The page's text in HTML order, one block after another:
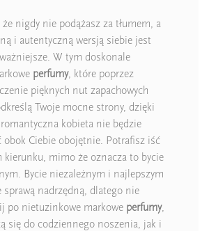
nigdy nie podążasz za tłumem, a
i autentyczną wersją siebie jest
W tym doskonale
perfumy, które poprzez
pięknych nut zapachowych
Twoje mocne strony, dzięki
kobieta nie będzie
obok Ciebie obojętnie. Potrafisz iść
kierunku, mimo że oznacza to bycie
Bycie niezależnym i najlepszym
sprawą nadrzędną, dlatego nie
po nietuzinkowe markowe perfumy,
się do codziennego noszenia, jak i